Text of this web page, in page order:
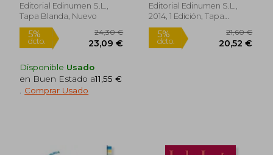
Editorial Edinumen S.L.,
Tapa Blanda, Nuevo
Disponible Usado
en Buen Estado a11,55 €
Comprar Usado
Editorial Edinumen S.L.,
2014, 1 Edición, Tapa
Blanda, Nuevo